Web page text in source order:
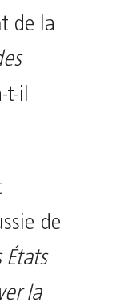
de la
t-il
de
États
la